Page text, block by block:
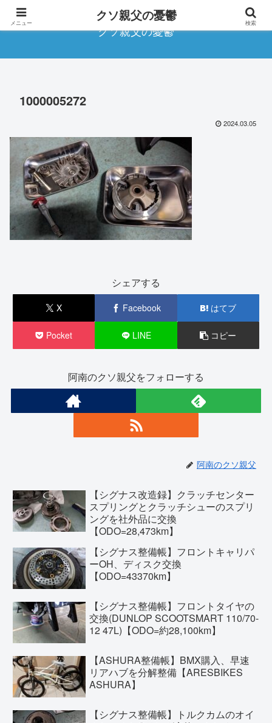
クソ親父の憂鬱
1000005272
2024.03.05
シェアする
X Facebook はてブ
Pocket LINE コピー
阿南のクソ親父をフォローする
阿南のクソ親父
【シグナス改造録】クラッチセンター
スプリングとクラッチシューのスプリ
ングを社外品に交換
【ODO=28,473km】
【シグナス整備帳】フロントキャリパ
ーOH、ディスク交換
【ODO=43370km】
【シグナス整備帳】フロントタイヤの
交換(DUNLOP SCOOTSMART 110/70-
12 47L)【ODO=約28,100km】
【ASHURA整備帳】BMX購入、早速
リアハブを分解整備【ARESBIKES
ASHURA】
【シグナス整備帳】トルクカムのオイ
メニュー クソ親父の憂鬱 検索